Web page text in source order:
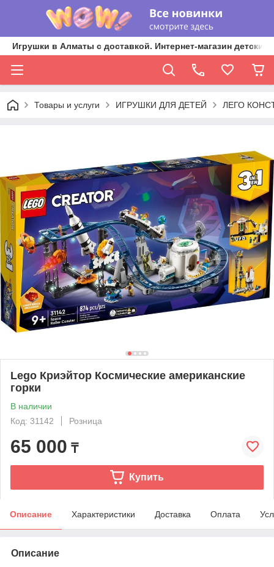
Игрушки в Алматы с доставкой. Интернет-магазин
Товары и услуги ИГРУШКИ ДЛЯ ДЕТЕЙ ЛЕГО
Lego Криэйтор Космические американские
горки
В наличии
Код: 31142
Розница
65 000 ₸
Купить
Описание Характеристики Доставка Оплата
Описание